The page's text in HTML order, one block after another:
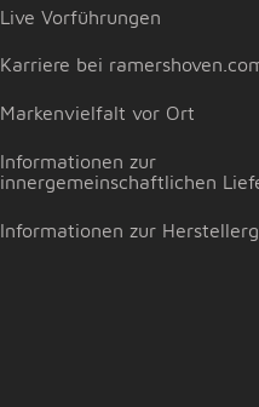
Live Vorführungen
Karriere bei
Markenvielfalt vor Ort
Informationen zur
innergemeinschaftlichen
Informationen zur